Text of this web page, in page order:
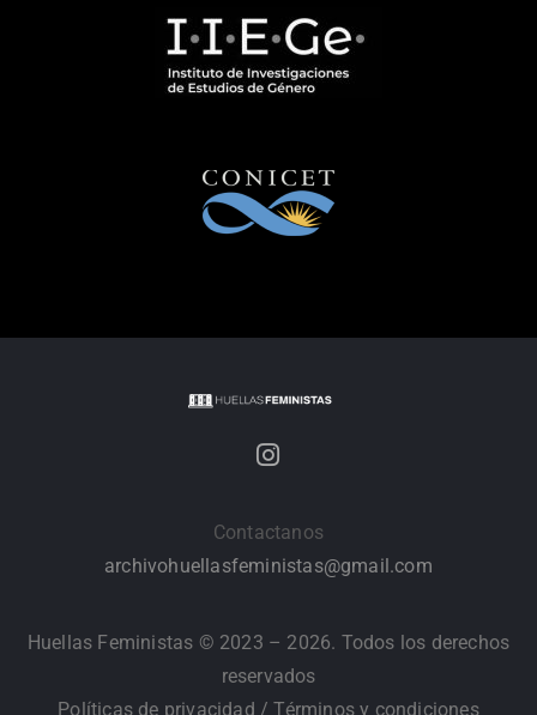
Contactanos
archivohuellasfeministas@gmail.com
Huellas Feministas © 2023 – 2026. Todos los derechos
reservados
Políticas de privacidad /Términos y condiciones